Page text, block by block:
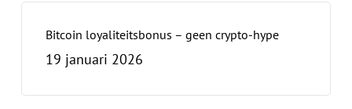
Bitcoin loyaliteitsbonus – geen crypto-hype
19 januari 2026